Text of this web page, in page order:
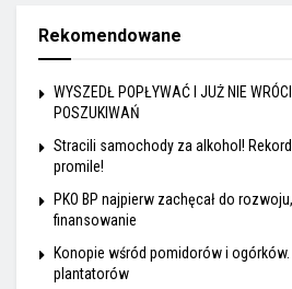
Rekomendowane
WYSZEDŁ POPŁYWAĆ I JUŻ NIE
POSZUKIWAŃ
Stracili samochody za alkohol!
promile!
PKO BP najpierw zachęcał do
finansowanie
Konopie wśród pomidorów i ogórków.
plantatorów